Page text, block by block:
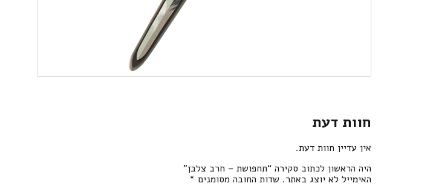
חוות דעת
אין עדיין חוות דעת.
היה הראשון לכתוב סקירה “תחפושת – חרב צלבן”
האימייל לא יוצג באתר. שדות החובה מסומנים *